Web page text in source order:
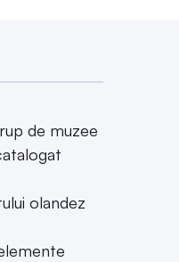
de muzee
olandez